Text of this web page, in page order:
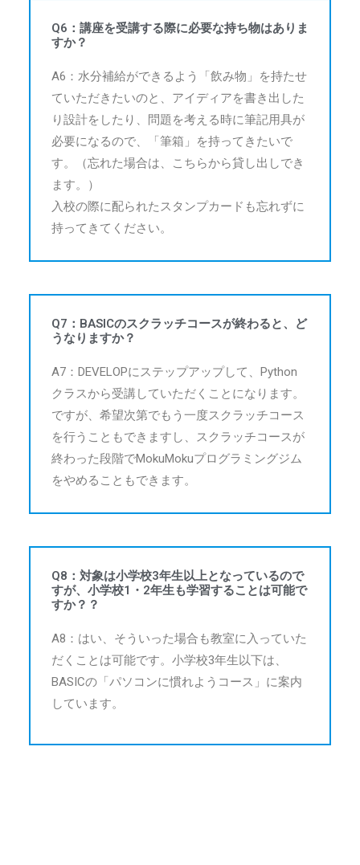
Q6：講座を受講する際に必要な持ち物はありま
すか？
A6：水分補給ができるよう「飲み物」を持たせ
ていただきたいのと、アイディアを書き出した
り設計をしたり、問題を考える時に筆記用具が
必要になるので、「筆箱」を持ってきたいで
す。（忘れた場合は、こちらから貸し出しでき
ます。）
入校の際に配られたスタンプカードも忘れずに
持ってきてください。
Q7：BASICのスクラッチコースが終わると、ど
うなりますか？
A7：DEVELOPにステップアップして、Python
クラスから受講していただくことになります。
ですが、希望次第でもう一度スクラッチコース
を行うこともできますし、スクラッチコースが
終わった段階でMokuMokuプログラミングジム
をやめることもできます。
Q8：対象は小学校3年生以上となっているので
すが、小学校1・2年生も学習することは可能で
すか？？
A8：はい、そういった場合も教室に入っていた
だくことは可能です。小学校3年生以下は、
BASICの「パソコンに慣れようコース」に案内
しています。